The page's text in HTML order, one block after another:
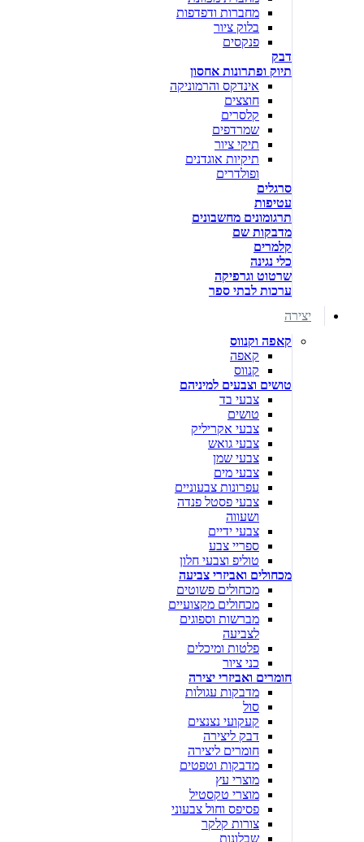
מחברות ודפדפות
בלוק ציור
פנקסים
דבק
תיוק ופתרונות אחסון
אינדקס והרמוניקה
חוצצים
קלסרים
שמרדפים
תיקי ציור
תיקיות אוגדנים
ופולדרים
סרגלים
עטיפות
תרגומונים מחשבונים
מדבקות שם
קלמרים
כלי נגינה
שרטוט וגרפיקה
ערכות לבתי ספר
יצירה
קאפה וקנווס
קאפה
קנווס
טושים וצבעים למיניהם
צבעי בד
טושים
צבעי אקריליק
צבעי גואש
צבעי שמן
צבעי מים
עפרונות צבעוניים
צבעי פסטל פנדה
ושעווה
צבעי ידיים
ספריי צבע
טוליפ וצבעי חלון
מכחולים ואביזרי צביעה
מכחולים פשוטים
מכחולים מקצועיים
מברשות וספוגים
לצביעה
פלטות ומיכלים
כני ציור
חומרים ואביזרי יצירה
מדבקות עגולות
סול
קעקועי נצנצים
דבק ליצירה
חומרים ליצירה
מדבקות וטפטים
מוצרי עץ
מוצרי טקסטיל
פסיפס וחול צבעוני
צורות קלקר
שבלונות